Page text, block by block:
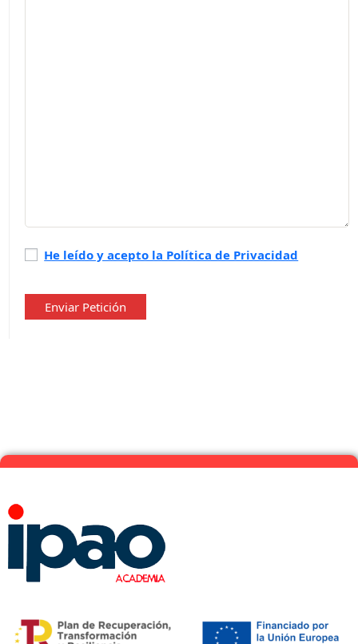
Política
privacidad*
He leído y acepto la Política de Privacidad
Enviar Petición